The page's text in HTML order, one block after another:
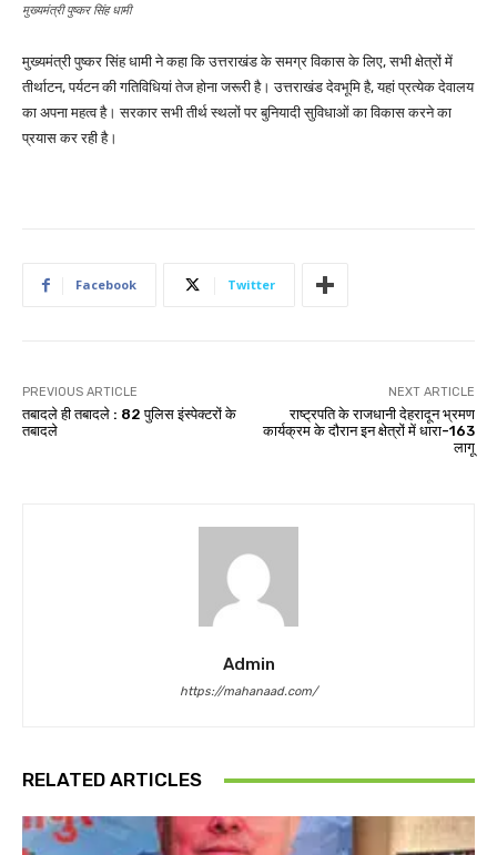
मुख्यमंत्री पुष्कर सिंह धामी
मुख्यमंत्री पुष्कर सिंह धामी ने कहा कि उत्तराखंड के समग्र विकास के लिए, सभी क्षेत्रों में
तीर्थाटन, पर्यटन की गतिविधियां तेज होना जरूरी है। उत्तराखंड देवभूमि है, यहां प्रत्येक देवालय
का अपना महत्व है। सरकार सभी तीर्थ स्थलों पर बुनियादी सुविधाओं का विकास करने का
प्रयास कर रही है।
Facebook Twitter
PREVIOUS ARTICLE
तबादले ही तबादले : 82 पुलिस इंस्पेक्टरों के
तबादले
NEXT ARTICLE
राष्ट्रपति के राजधानी देहरादून भ्रमण
कार्यक्रम के दौरान इन क्षेत्रों में धारा-163
लागू
Admin
https://mahanaad.com/
RELATED ARTICLES